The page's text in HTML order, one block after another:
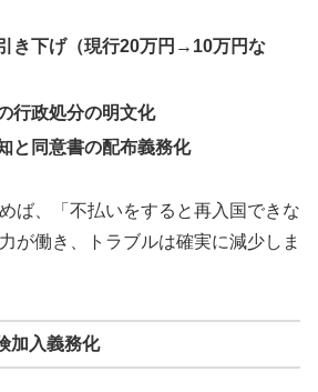
き下げ（現行20万円→10万円な
行政処分の明文化
と同意書の配布義務化
ば、「不払いをすると再入国できな
が働き、トラブルは確実に減少しま
加入義務化